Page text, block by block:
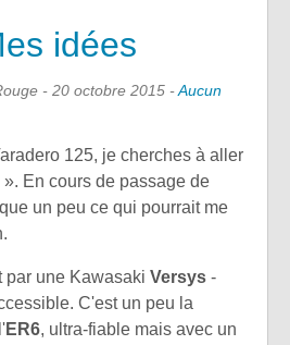
idées
- 20 octobre 2015 -Aucun
125, je cherches à aller
En cours de passage de
un peu ce qui pourrait me
par une Kawasaki Versys -
C'est un peu la
ER6, ultra-fiable mais avec un